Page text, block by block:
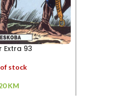
Extra 93
stock
KM